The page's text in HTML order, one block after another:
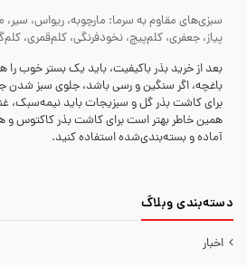
سبزی‌های مقاوم به سرما: مارچوبه، ریواس، سیر،
پیاز، جعفری، کلم‌پیچ، نخودفرنگی، کلم‌قمری،
بعد از خرید بذر باکیفیت، باید یک بستر خوب را
باغچه، اگر سنگین و رسی باشد، جلوی سبز شدن
برای کاشت بذر گل و سبزیجات باید نیمه‌سبک،
همین خاطر بهتر است برای کاشت بذر کاکتوس و
آماده و بسته‌بندی‌شده استفاده کنید.
دسته‌‌بندی وبلاگ
اخبار